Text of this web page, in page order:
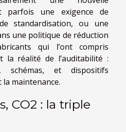
parfois une exigence de
standardisation, ou une
une politique de réduction
qui l’ont compris
la réalité de l’auditabilité :
schémas, et dispositifs
maintenance.
CO2 : la triple